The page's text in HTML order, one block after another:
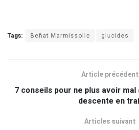
Tags: Beñat Marmissolle glucides
Article précédent
7 conseils pour ne plus avoir mal
descente en
Articles suivant